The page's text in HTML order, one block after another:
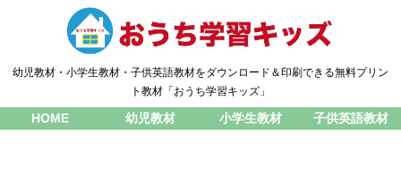
幼児教材・小学生教材・子供英語教材をダウンロード＆印刷できる無料プリン
ト教材「おうち学習キッズ」
HOME 幼児教材 小学生教材 子供英語教材